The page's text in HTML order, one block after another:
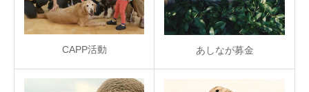
CAPP活動 あしなが募金